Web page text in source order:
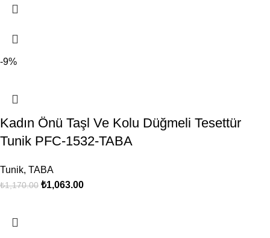
-9%
Kadın Önü Taşl Ve Kolu Düğmeli Tesettür
Tunik PFC-1532-TABA
Tunik, TABA
₺1,170.00 ₺1,063.00